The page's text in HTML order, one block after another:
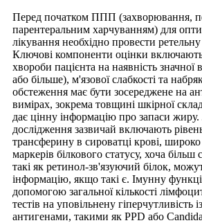
Перед початком ППП (захворювання,
парентеральним харчуванням) для
лікування необхідно провести
Ключові компоненти оцінки включають
хвороби пацієнта на наявність значної
або більше), м'язової слабкості та
обстеження має бути зосереджене на
вимірах, зокрема товщині шкірної
дає цінну інформацію про запаси жиру.
дослідження зазвичай включають
трансферину в сироватці крові,
маркерів білкового статусу, хоча більш
такі як ретинол-зв'язуючий білок,
інформацію, якщо такі є. Імунну
допомогою загальної кількості
тестів на уповільнену
антигенами, такими як PPD або